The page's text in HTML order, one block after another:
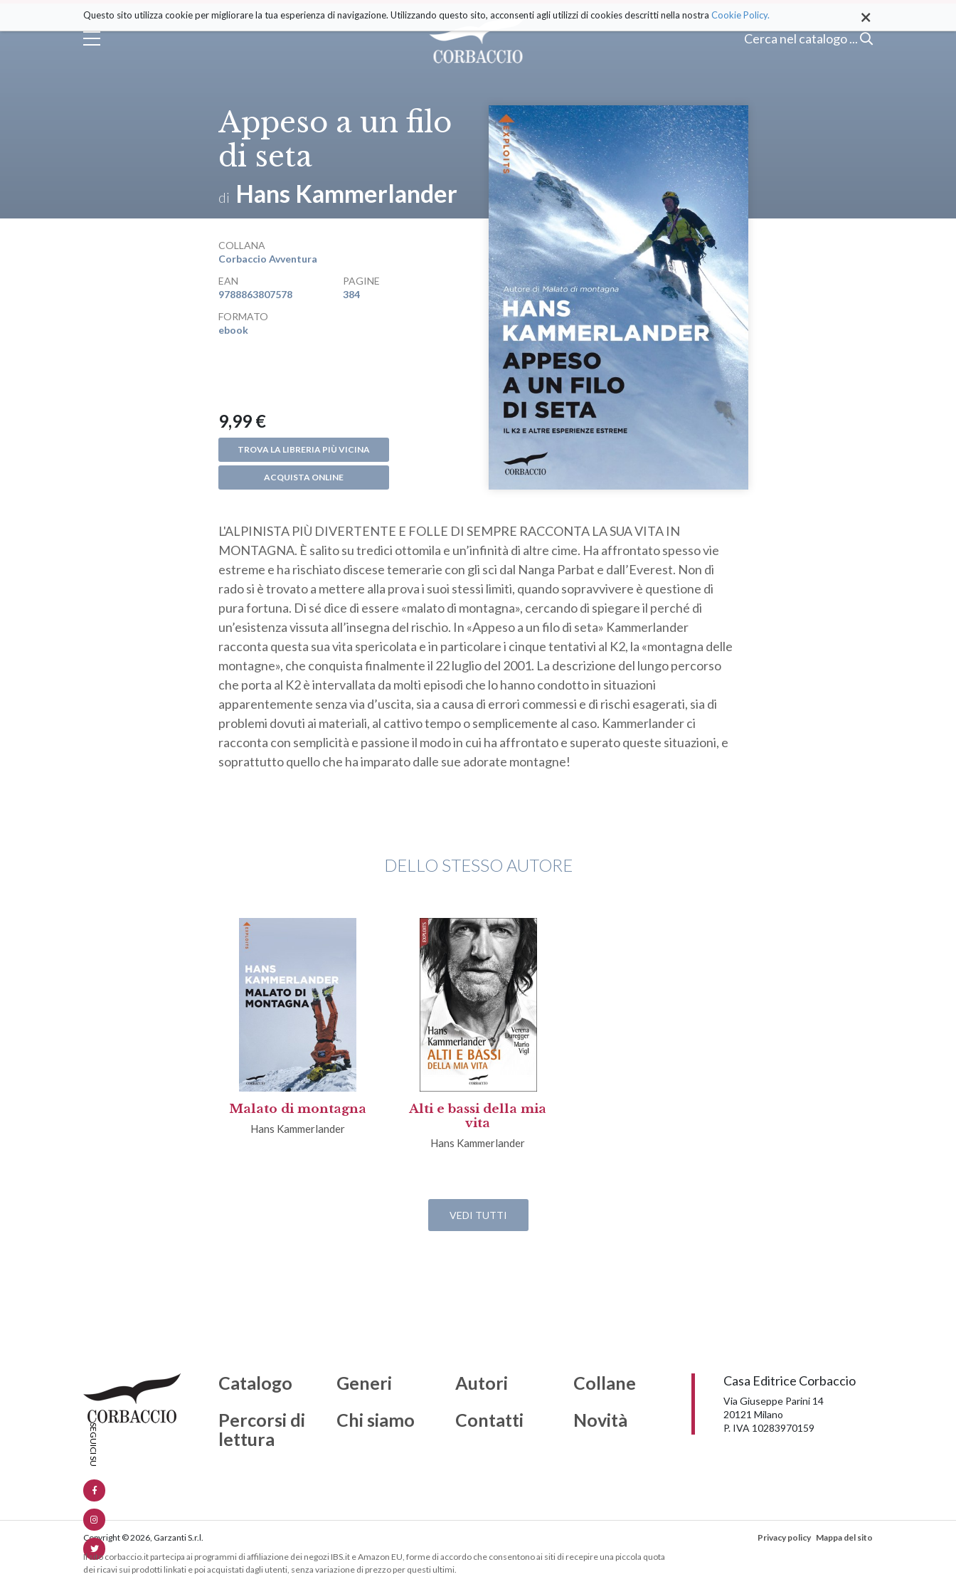
ai
contenuti.
|
Cerca nel catalogo ...
×
Questo sito utilizza cookie per migliorare la tua esperienza di navigazione. Utilizzando questo sito, acconsenti agli utilizzi di cookies descritti nella nostra Cookie Policy.
Appeso a un filo
di seta
di Hans Kammerlander
COLLANA
Corbaccio Avventura
EAN
9788863807578
PAGINE
384
FORMATO
ebook
9,99 €
TROVA LA LIBRERIA PIÙ VICINA
ACQUISTA ONLINE
L'ALPINISTA PIÙ DIVERTENTE E FOLLE DI SEMPRE RACCONTA LA SUA VITA IN
MONTAGNA. È salito su tredici ottomila e un’infinità di altre cime. Ha affrontato spesso vie
estreme e ha rischiato discese temerarie con gli sci dal Nanga Parbat e dall’Everest. Non di
rado si è trovato a mettere alla prova i suoi stessi limiti, quando sopravvivere è questione di
pura fortuna. Di sé dice di essere «malato di montagna», cercando di spiegare il perché di
un’esistenza vissuta all’insegna del rischio. In «Appeso a un filo di seta» Kammerlander
racconta questa sua vita spericolata e in particolare i cinque tentativi al K2, la «montagna delle
montagne», che conquista finalmente il 22 luglio del 2001. La descrizione del lungo percorso
che porta al K2 è intervallata da molti episodi che lo hanno condotto in situazioni
apparentemente senza via d’uscita, sia a causa di errori commessi e di rischi esagerati, sia di
problemi dovuti ai materiali, al cattivo tempo o semplicemente al caso. Kammerlander ci
racconta con semplicità e passione il modo in cui ha affrontato e superato queste situazioni, e
soprattutto quello che ha imparato dalle sue adorate montagne!
DELLO STESSO AUTORE
Malato di montagna
Hans Kammerlander
Alti e bassi della mia
vita
Hans Kammerlander
VEDI TUTTI
Catalogo
Percorsi di
lettura
Generi
Chi siamo
Autori
Contatti
Collane
Novità
Casa Editrice Corbaccio
Via Giuseppe Parini 14
20121 Milano
P. IVA 10283970159
Copyright © 2026, Garzanti S.r.l. Privacy policy Mappa del sito
Il sito corbaccio.it partecipa ai programmi di affiliazione dei negozi IBS.it e Amazon EU, forme di accordo che consentono ai siti di recepire una piccola quota
dei ricavi sui prodotti linkati e poi acquistati dagli utenti, senza variazione di prezzo per questi ultimi.